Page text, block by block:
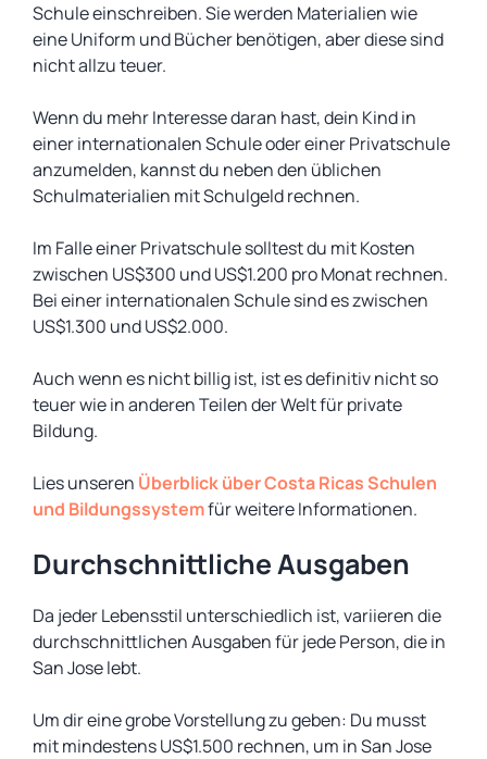
Schule einschreiben. Sie werden Materialien wie
eine Uniform und Bücher benötigen, aber diese sind
nicht allzu teuer.
Wenn du mehr Interesse daran hast, dein Kind in
einer internationalen Schule oder einer Privatschule
anzumelden, kannst du neben den üblichen
Schulmaterialien mit Schulgeld rechnen.
Im Falle einer Privatschule solltest du mit Kosten
zwischen US$300 und US$1.200 pro Monat rechnen.
Bei einer internationalen Schule sind es zwischen
US$1.300 und US$2.000.
Auch wenn es nicht billig ist, ist es definitiv nicht so
teuer wie in anderen Teilen der Welt für private
Bildung.
Lies unseren Überblick über Costa Ricas Schulen
und Bildungssystemfür weitere Informationen.
Durchschnittliche Ausgaben
Da jeder Lebensstil unterschiedlich ist, variieren die
durchschnittlichen Ausgaben für jede Person, die in
San Jose lebt.
Um dir eine grobe Vorstellung zu geben: Du musst
mit mindestens US$1.500 rechnen, um in San Jose